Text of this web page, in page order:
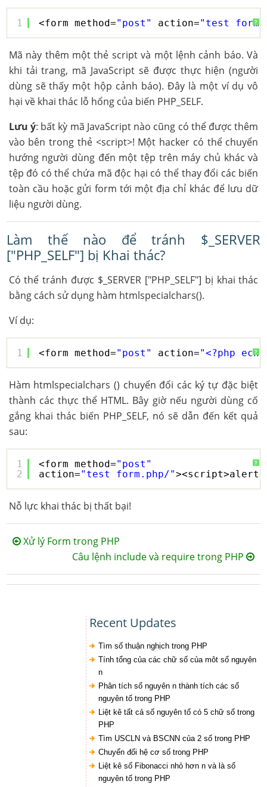
?
1 <form method="post" action=
Mã này thêm một thẻ script và một lệnh cảnh báo. Và
khi tải trang, mã JavaScript sẽ được thực hiện (người
dùng sẽ thấy một hộp cảnh báo). Đây là một ví dụ vô
hại về khai thác lỗ hổng của biến PHP_SELF.
Lưu ý: bất kỳ mã JavaScript nào cũng có thể được thêm
vào bên trong thẻ <script>! Một hacker có thể chuyển
hướng người dùng đến một tệp trên máy chủ khác và
tệp đó có thể chứa mã độc hại có thể thay đổi các biến
toàn cầu hoặc gửi form tới một địa chỉ khác để lưu dữ
liệu người dùng.
Làm thế nào để tránh $_SERVER
["PHP_SELF"] bị Khai thác?
Có thể tránh được $_SERVER ["PHP_SELF"] bị khai thác
bằng cách sử dụng hàm htmlspecialchars().
Ví dụ:
?
1 <form method="post" action="<?php
Hàm htmlspecialchars () chuyển đổi các ký tự đặc biệt
thành các thực thể HTML. Bây giờ nếu người dùng cố
gắng khai thác biến PHP_SELF, nó sẽ dẫn đến kết quả
sau:
?
1
2
<form method="post"
action="test_form.php/"><script>alert(
Nỗ lực khai thác bị thất bại!
Xử lý Form trong PHP
Câu lệnh include và require trong PHP
Recent Updates
Tìm số thuận nghịch trong PHP
Tính tổng của các chữ số của môt số nguyên
n
Phân tích số nguyên n thành tích các số
nguyên tố trong PHP
Liệt kê tất cả số nguyên tố có 5 chữ số trong
PHP
Tìm USCLN và BSCNN của 2 số trong PHP
Chuyển đổi hệ cơ số trong PHP
Liệt kê số Fibonacci nhỏ hơn n và là số
nguyên tố trong PHP